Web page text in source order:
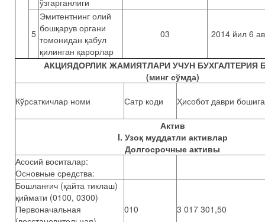
ўзгарганлиги
5
Эмитентнинг олий
бошқарув органи
томонидан қабул
қилинган қарорлар
03 2014 йил 6
АКЦИЯДОРЛИК ЖАМИЯТЛАРИ УЧУН БУХГАЛТЕРИЯ
(минг сўмда)
Кўрсаткичлар номи Сатр коди Ҳисобот даври бошига
Актив
I. Узоқ муддатли активлар
Долгосрочные активы
Асосий воситалар:
Основные средства:
Бошланғич (қайта тиклаш)
қиймати (0100, 0300)
Первоначальная
010 3 017 301,50